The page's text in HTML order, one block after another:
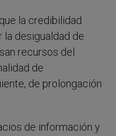
la credibilidad
la desigualdad de
recursos del
de
de prolongación
de información y